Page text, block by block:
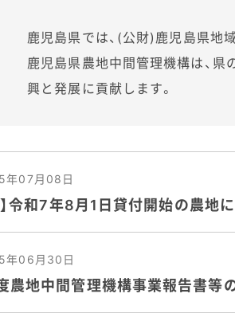
鹿児島県では、(公財)鹿児島県地
鹿児島県農地中間管理機構は、
興と発展に貢献します。
年07月08日
令和7年8月1日貸付開始の農地
年06月30日
農地中間管理機構事業報告書等